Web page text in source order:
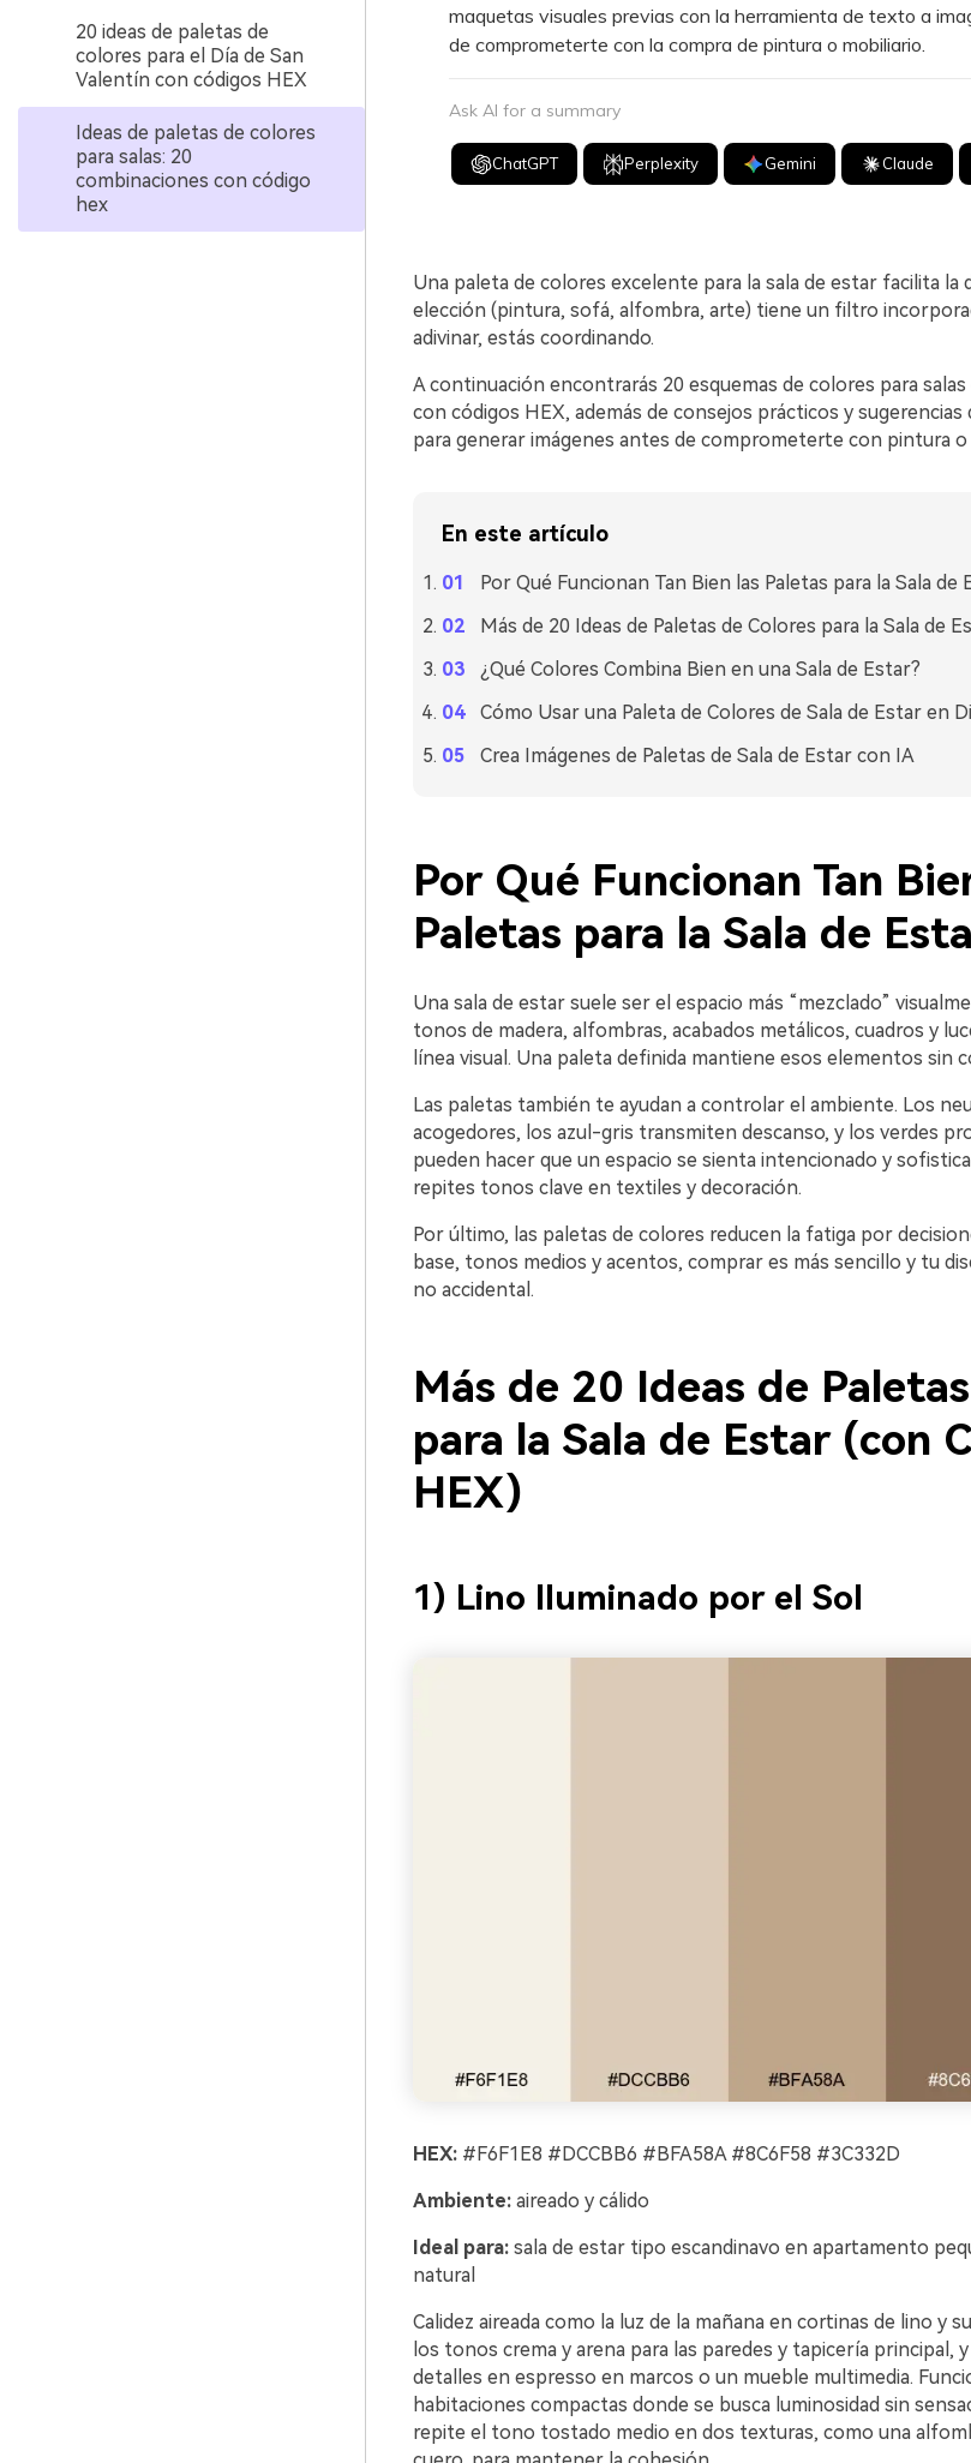
20 ideas de paletas de
colores para el Día de San
Valentín con códigos HEX
Ideas de paletas de colores
para salas: 20
combinaciones con código
hex
maquetas visuales previas con la herramienta de texto a
de comprometerte con la compra de pintura o mobiliario.
Ask AI for a summary
ChatGPT Perplexity Gemini Claude
Una paleta de colores excelente para la sala de estar facilita la
elección (pintura, sofá, alfombra, arte) tiene un filtro
adivinar, estás coordinando.
A continuación encontrarás 20 esquemas de colores para
con códigos HEX, además de consejos prácticos y sugerencias
para generar imágenes antes de comprometerte con pintura
En este artículo
Por Qué Funcionan Tan Bien las Paletas para la Sala de
Más de 20 Ideas de Paletas de Colores para la Sala de
¿Qué Colores Combina Bien en una Sala de Estar?
Cómo Usar una Paleta de Colores de Sala de Estar en
Crea Imágenes de Paletas de Sala de Estar con IA
Por Qué Funcionan Tan
Paletas para la Sala de
Una sala de estar suele ser el espacio más “mezclado”
tonos de madera, alfombras, acabados metálicos, cuadros y
línea visual. Una paleta definida mantiene esos elementos sin
Las paletas también te ayudan a controlar el ambiente. Los
acogedores, los azul-gris transmiten descanso, y los verdes
pueden hacer que un espacio se sienta intencionado y
repites tonos clave en textiles y decoración.
Por último, las paletas de colores reducen la fatiga por
base, tonos medios y acentos, comprar es más sencillo y tu
no accidental.
Más de 20 Ideas de
para la Sala de Estar (con
HEX)
1) Lino Iluminado por el Sol
HEX:#F6F1E8 #DCCBB6 #BFA58A #8C6F58 #3C332D
Ambiente:aireado y cálido
Ideal para:sala de estar tipo escandinavo en apartamento
natural
Calidez aireada como la luz de la mañana en cortinas de lino y
los tonos crema y arena para las paredes y tapicería principal,
detalles en espresso en marcos o un mueble multimedia.
habitaciones compactas donde se busca luminosidad sin
repite el tono tostado medio en dos texturas, como una